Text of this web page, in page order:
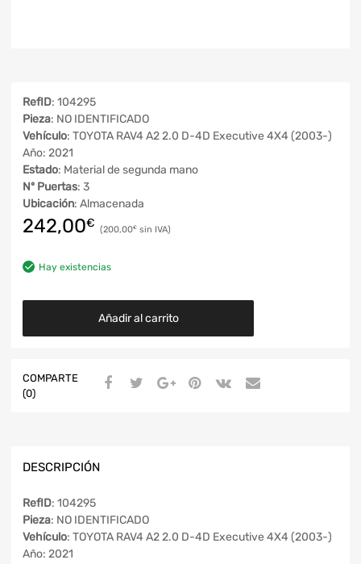
RefID: 104295
Pieza: NO IDENTIFICADO
Vehículo: TOYOTA RAV4 A2 2.0 D-4D Executive 4X4 (2003-)
Año: 2021
Estado: Material de segunda mano
Nº Puertas: 3
Ubicación: Almacenada
242,00€ 200,00€
Hay existencias
Añadir al carrito
COMPARTE
(0)
DESCRIPCIÓN
RefID: 104295
Pieza: NO IDENTIFICADO
Vehículo: TOYOTA RAV4 A2 2.0 D-4D Executive 4X4 (2003-)
Año: 2021